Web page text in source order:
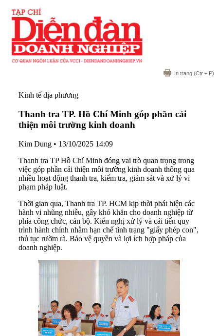
In trang (Ctr + P)
Kinh tế địa phương
Thanh tra TP. Hồ Chí Minh góp phần cải
thiện môi trường kinh doanh
Kim Dung • 13/10/2025 14:09
Thanh tra TP Hồ Chí Minh đóng vai trò quan trọng trong
việc góp phần cải thiện môi trường kinh doanh thông qua
nhiều hoạt động thanh tra, kiểm tra, giám sát và xử lý vi
phạm pháp luật.
Thời gian qua, Thanh tra TP. HCM kịp thời phát hiện các
hành vi nhũng nhiễu, gây khó khăn cho doanh nghiệp từ
phía công chức, cán bộ. Kiến nghị xử lý và cải tiến quy
trình hành chính nhằm hạn chế tình trạng "giấy phép con",
thủ tục rườm rà. Bảo vệ quyền và lợi ích hợp pháp của
doanh nghiệp.